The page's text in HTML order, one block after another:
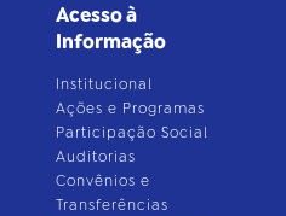
Acesso à
Informação
Institucional
Ações e Programas
Participação Social
Auditorias
Convênios e
Transferências